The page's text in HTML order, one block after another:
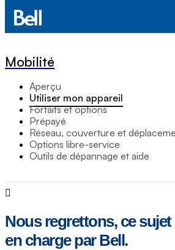
Mobilité
Aperçu
Utiliser mon appareil
Forfaits et options
Prépayé
Réseau, couverture et
Options libre-service
Outils de dépannage et aide
Nous regrettons, ce sujet
en charge par Bell.